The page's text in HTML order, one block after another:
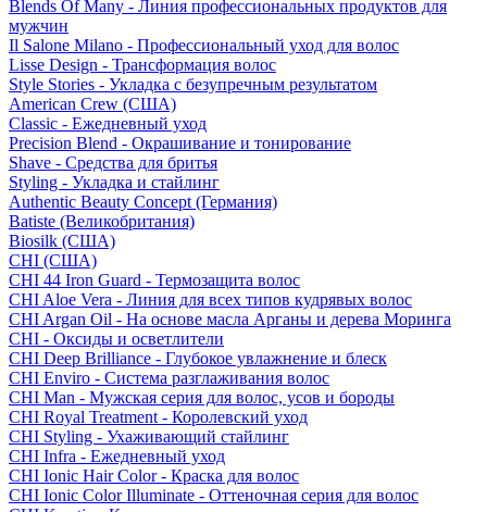
Blends Of Many - Линия профессиональных продуктов для
мужчин
Il Salone Milano - Профессиональный уход для волос
Lisse Design - Трансформация волос
Style Stories - Укладка с безупречным результатом
American Crew (США)
Classic - Ежедневный уход
Precision Blend - Окрашивание и тонирование
Shave - Средства для бритья
Styling - Укладка и стайлинг
Authentic Beauty Concept (Германия)
Batiste (Великобритания)
Biosilk (США)
CHI (США)
CHI 44 Iron Guard - Термозащита волос
CHI Aloe Vera - Линия для всех типов кудрявых волос
CHI Argan Oil - На основе масла Арганы и дерева Моринга
CHI - Оксиды и осветлители
CHI Deep Brilliance - Глубокое увлажнение и блеск
CHI Enviro - Система разглаживания волос
CHI Man - Мужская серия для волос, усов и бороды
CHI Royal Treatment - Королевский уход
CHI Styling - Ухаживающий стайлинг
CHI Infra - Ежедневный уход
CHI Ionic Hair Color - Краска для волос
CHI Ionic Color Illuminate - Оттеночная серия для волос